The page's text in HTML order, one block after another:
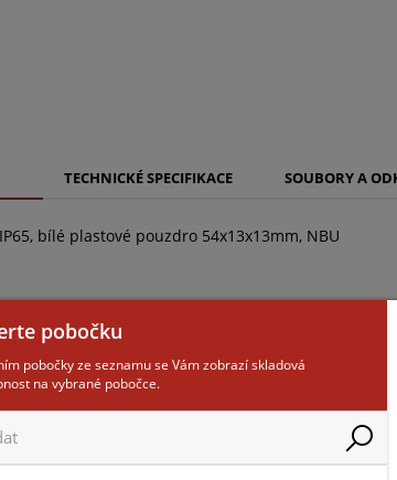
TECHNICKÉ SPECIFIKACE SOUBORY A
bílé plastové pouzdro 54x13x13mm, NBU
203 /BR
pobočku
pobočky ze seznamu se Vám zobrazí skladová
na vybrané pobočce.